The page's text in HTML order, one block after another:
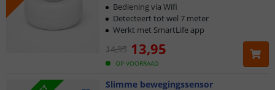
OP VOORRAAD
14,95 13,95
Bediening via Wifi
Detecteert tot wel 7 meter
Werkt met SmartLife app
Slimme bewegingssensor